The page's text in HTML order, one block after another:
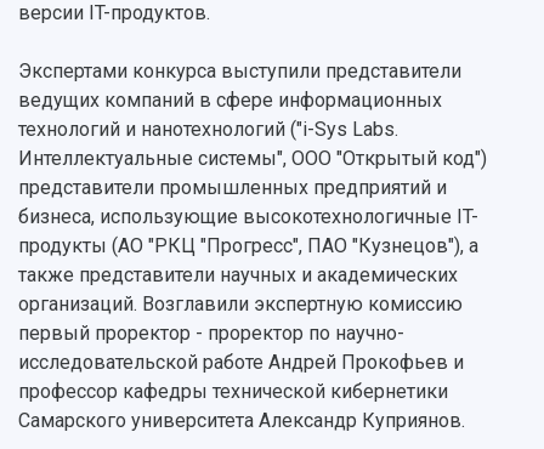
Сотрудники и преподаватели
Заслуженные деятели
Структура университета
Институты и факультеты
Кафедры
Научные подразделения
Отделы и службы
Общественные организации
Институт искусственного интеллекта
Инжиниринговый центр
Аграрный карбоновый полигон
Архив
Мы в соцсетях
Мультимедиа
Подкасты
Просветительский проект "Одержимы
Образовательные программы
Профессорско-преподавательский состав
Расписание занятий
Стипендии
Тестирование иностранных граждан на
знание русского языка, истории России и
основ законодательства РФ
Платные образовательные услуги
Скидки на обучение
Подготовительные курсы
Научная инфраструктура
Научно-исследовательские подразделения
Структурная схема управления научно-
исследовательской деятельностью
Материальная база
Подразделения научного обслуживания
Организационные документы
Результаты научно-исследовательской
деятельности
Научно-технические разработки
Конкурсы научных проектов и грантов
версии IT-продуктов.
Экспертами конкурса выступили представители
ведущих компаний в сфере информационных
технологий и нанотехнологий ("i-Sys Labs.
Интеллектуальные системы", ООО "Открытый код")
представители промышленных предприятий и
бизнеса, использующие высокотехнологичные IT-
продукты (АО "РКЦ "Прогресс", ПАО "Кузнецов"), а
также представители научных и академических
организаций. Возглавили экспертную комиссию
первый проректор - проректор по научно-
исследовательской работе Андрей Прокофьев и
профессор кафедры технической кибернетики
Самарского университета Александр Куприянов.